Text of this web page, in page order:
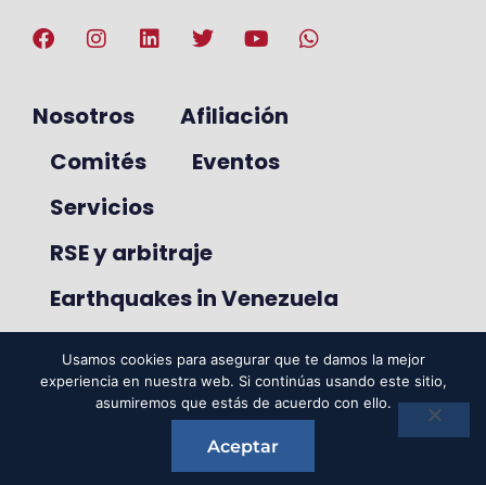
Nosotros
Afiliación
Comités
Eventos
Servicios
RSE y arbitraje
Earthquakes in Venezuela
© 2025. VenAmCham. Todos los
derechos reservados.
Usamos cookies para asegurar que te damos la mejor
experiencia en nuestra web. Si continúas usando este sitio,
asumiremos que estás de acuerdo con ello.
Aceptar